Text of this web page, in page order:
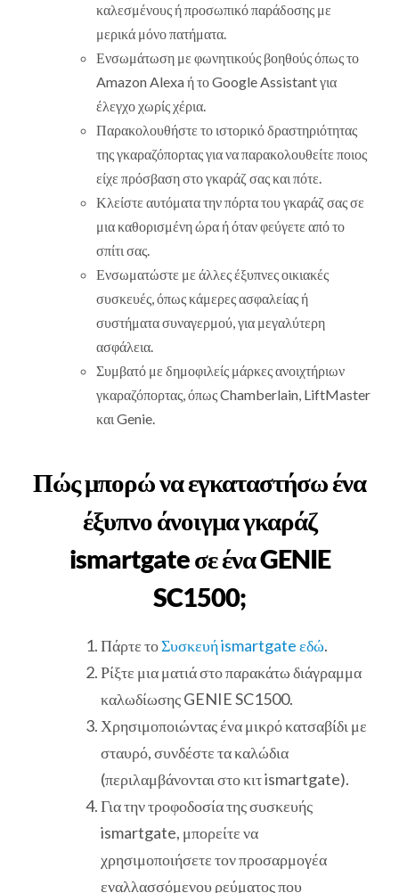
καλεσμένους ή προσωπικό παράδοσης με
μερικά μόνο πατήματα.
Ενσωμάτωση με φωνητικούς βοηθούς όπως το
Amazon Alexa ή το Google Assistant για
έλεγχο χωρίς χέρια.
Παρακολουθήστε το ιστορικό δραστηριότητας
της γκαραζόπορτας για να παρακολουθείτε ποιος
είχε πρόσβαση στο γκαράζ σας και πότε.
Κλείστε αυτόματα την πόρτα του γκαράζ σας σε
μια καθορισμένη ώρα ή όταν φεύγετε από το
σπίτι σας.
Ενσωματώστε με άλλες έξυπνες οικιακές
συσκευές, όπως κάμερες ασφαλείας ή
συστήματα συναγερμού, για μεγαλύτερη
ασφάλεια.
Συμβατό με δημοφιλείς μάρκες ανοιχτήριων
γκαραζόπορτας, όπως Chamberlain, LiftMaster
και Genie.
Πώς μπορώ να εγκαταστήσω ένα
έξυπνο άνοιγμα γκαράζ
ismartgate σε ένα GENIE
SC1500;
Πάρτε τοΣυσκευή ismartgate εδώ.
Ρίξτε μια ματιά στο παρακάτω διάγραμμα
καλωδίωσης GENIE SC1500.
Χρησιμοποιώντας ένα μικρό κατσαβίδι με
σταυρό, συνδέστε τα καλώδια
(περιλαμβάνονται στο κιτ ismartgate).
Για την τροφοδοσία της συσκευής
ismartgate, μπορείτε να
χρησιμοποιήσετε τον προσαρμογέα
εναλλασσόμενου ρεύματος που